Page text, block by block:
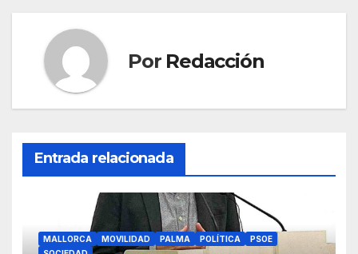
k
Por Redacción
Entrada relacionada
MALLORCA MOVILIDAD PALMA POLÍTICA
PSOE